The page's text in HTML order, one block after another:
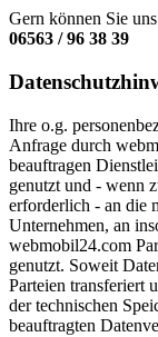
Gern können Sie
06563 / 96 38 39
Ihre o.g.
Anfrage durch
beauftragen
genutzt und - wenn
erforderlich - an die
Unternehmen, an
webmobil24.com
genutzt. Soweit
Parteien transferiert
der technischen
beauftragten